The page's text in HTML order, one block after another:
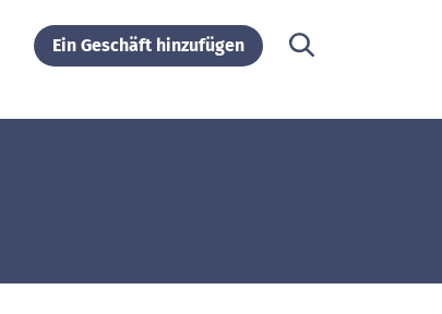
Ein Geschäft hinzufügen